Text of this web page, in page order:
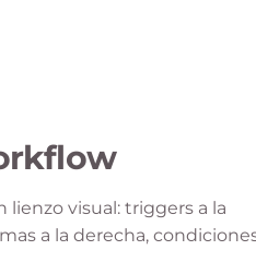
lienzo visual: triggers a la
a la derecha,